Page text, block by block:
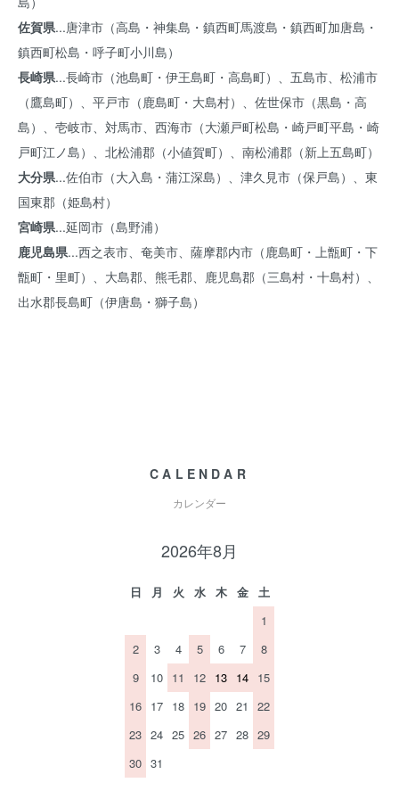
佐賀県...唐津市（高島・神集島・鎮西町馬渡島・鎮西町加唐島・
鎮西町松島・呼子町小川島）
長崎県...長崎市（池島町・伊王島町・高島町）、五島市、松浦市
（鷹島町）、平戸市（鹿島町・大島村）、佐世保市（黒島・高
島）、壱岐市、対馬市、西海市（大瀬戸町松島・崎戸町平島・崎
戸町江ノ島）、北松浦郡（小値賀町）、南松浦郡（新上五島町）
大分県...佐伯市（大入島・蒲江深島）、津久見市（保戸島）、東
国東郡（姫島村）
宮崎県...延岡市（島野浦）
鹿児島県...西之表市、奄美市、薩摩郡内市（鹿島町・上甑町・下
甑町・里町）、大島郡、熊毛郡、鹿児島郡（三島村・十島村）、
出水郡長島町（伊唐島・獅子島）
CALENDAR
カレンダー
2026年8月
日 月 火 水 木 金
土
1
2
3 4 5 6 7
8
9
10 11 12 13 14 15
16 17 18 19 20 21
22
23 24 25 26 27 28 29
30 31